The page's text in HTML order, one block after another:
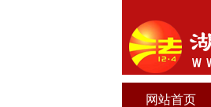
网站首页